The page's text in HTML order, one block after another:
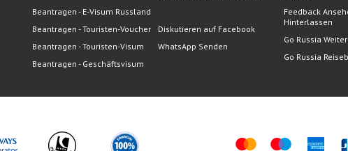
Beantragen - E-Visum Russland
Beantragen - Touristen-Voucher
Beantragen - Touristen-Visum
Beantragen - Geschäftsvisum
Diskutieren auf Facebook
WhatsApp Senden
Feedback
Hinterlassen
Go Russia
Go Russia